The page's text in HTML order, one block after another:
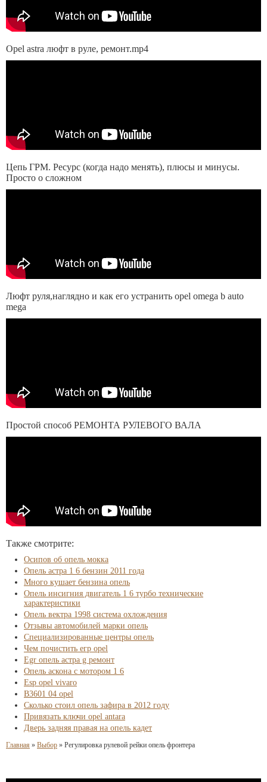
Opel astra люфт в руле, ремонт.mp4
Цепь ГРМ. Ресурс (когда надо менять), плюсы и минусы.
Просто о сложном
Люфт руля,наглядно и как его устранить opel omega b auto
mega
Простой способ РЕМОНТА РУЛЕВОГО ВАЛА
Также смотрите:
Осипов об опель мокка
Опель астра 1 6 бензин 2011 года
Много кушает бензина опель
Опель инсигния двигатель 1 6 турбо технические
характеристики
Опель вектра 1998 система охлождения
Отзывы автомобилей марки опель
Специализированные центры опель
Чем почистить егр opel
Egr опель астра g ремонт
Опель аскона с мотором 1 6
Esp opel vivaro
B3601 04 opel
Сколько стоил опель зафира в 2012 году
Привязать ключи opel antara
Дверь задняя правая на опель кадет
Главная » Выбор » Регулировка рулевой рейки опель фронтера